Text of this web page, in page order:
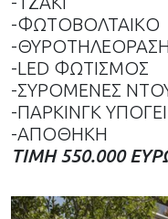
-ΦΩΤΟΒΟΛΤΑΙΚΟ
-ΘΥΡΟΤΗΛΕΟΡΑΣΗ
-LED ΦΩΤΙΣΜΟΣ
-ΣΥΡΟΜΕΝΕΣ
-ΠΑΡΚΙΝΓΚ
-ΑΠΟΘΗΚΗ
ΤΙΜΗ 550.000